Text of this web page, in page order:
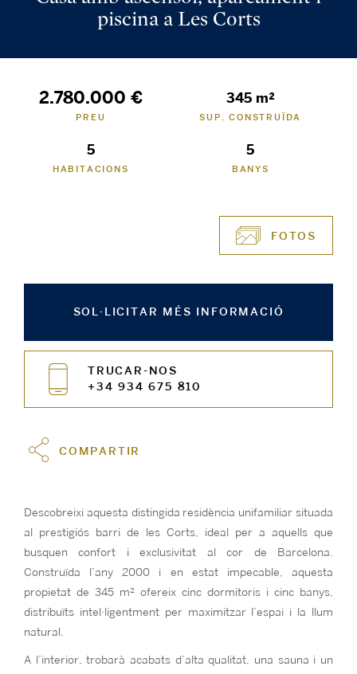
piscina a Les Corts
2.780.000 €
PREU
345 m²
SUP. CONSTRUÏDA
5
HABITACIONS
5
BANYS
FOTOS
SOL·LICITAR MÉS INFORMACIÓ
TRUCAR-NOS
+34 934 675 810
COMPARTIR
Descobreixi aquesta distingida residència unifamiliar situada
al prestigiós barri de les Corts, ideal per a aquells que
busquen confort i exclusivitat al cor de Barcelona.
Construïda l’any 2000 i en estat impecable, aquesta
propietat de 345 m² ofereix cinc dormitoris i cinc banys,
distribuïts intel·ligentment per maximitzar l’espai i la llum
natural.
A l’interior, trobarà acabats d’alta qualitat, una sauna i un